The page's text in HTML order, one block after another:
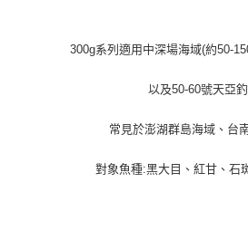
300g系列適用中深場海域(約50-
以及50-60號天亞
常見於澎湖群島海域、台
對象魚種:黑大目、紅甘、石